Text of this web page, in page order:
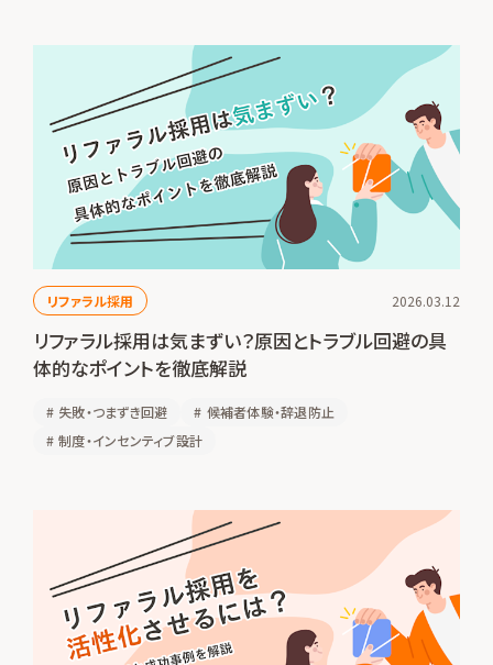
リファラル採用 2026.03.12
リファラル採用は気まずい？原因とトラブル回避の具
体的なポイントを徹底解説
# 失敗・つまずき回避 # 候補者体験・辞退防止
# 制度・インセンティブ設計